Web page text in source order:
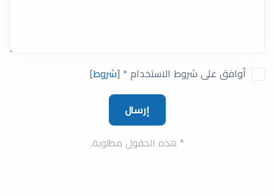
أوافق على شروط الاستخدام *[شروط]
هذه الحقول مطلوبة.